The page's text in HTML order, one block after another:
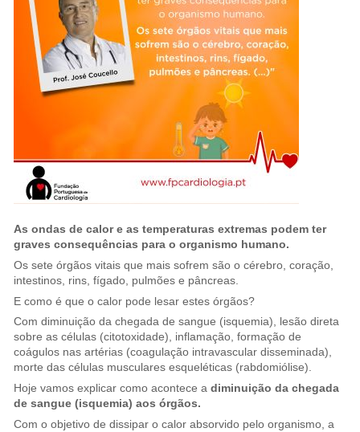
As ondas de calor e as temperaturas extremas podem ter
graves consequências para o organismo humano.
Os sete órgãos vitais que mais sofrem são o cérebro, coração,
intestinos, rins, fígado, pulmões e pâncreas.
E como é que o calor pode lesar estes órgãos?
Com diminuição da chegada de sangue (isquemia), lesão direta
sobre as células (citotoxidade), inflamação, formação de
coágulos nas artérias (coagulação intravascular disseminada),
morte das células musculares esqueléticas (rabdomiólise).
Hoje vamos explicar como acontece a diminuição da chegada
de sangue (isquemia) aos órgãos.
Com o objetivo de dissipar o calor absorvido pelo organismo, a